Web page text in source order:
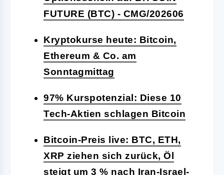
FUTURE (BTC) - CMG/202606
Kryptokurse heute: Bitcoin,
Ethereum & Co. am
Sonntagmittag
97% Kurspotenzial: Diese 10
Tech-Aktien schlagen Bitcoin
Bitcoin-Preis live: BTC, ETH,
XRP ziehen sich zurück, Öl
steigt um 3 % nach Iran-Israel-